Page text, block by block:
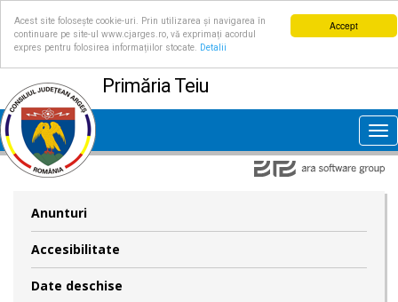
Accept
Acest site folosește cookie-uri. Prin utilizarea și navigarea în
continuare pe site-ul www.cjarges.ro, vă exprimați acordul
expres pentru folosirea informațiilor stocate.
Detalii
Primăria Teiu
Anunturi
Accesibilitate
Date deschise